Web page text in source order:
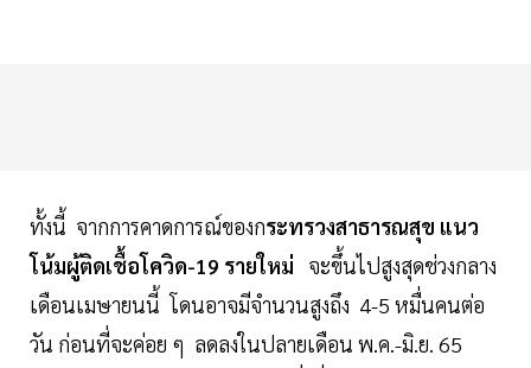
ทั้งนี้ จากการคาดการณ์ของกระทรวงสาธารณสุข แนว
โน้มผู้ติดเชื้อโควิด-19 รายใหม่
จะขึ้นไปสูงสุดช่วงกลาง
เดือนเมษายนนี้ โดนอาจมีจำนวนสูงถึง 4-5 หมื่นคนต่อ
วัน ก่อนที่จะค่อย ๆ ลดลงในปลายเดือน พ.ค.-มิ.ย. 65